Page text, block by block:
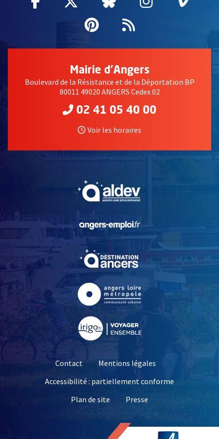
Pinterest
, Ouvre une
Flux RSS
Mairie d'Angers
Boulevard de la Résistance et de la Déportation BP
80011 49020 ANGERS Cedex 02
02 41 05 40 00
Voir les horaires
, Ouvre une nouvelle
, Ouvre une nouvelle
Contact
Mentions légales
Accessibilité : partiellement conforme
Plan de site
Presse